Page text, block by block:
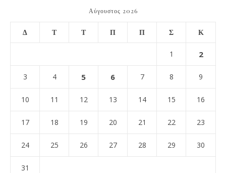
Αύγουστος 2026
Δ Τ Τ Π Π Σ Κ
1 2
3 4 5 6 7 8 9
10 11 12 13 14 15 16
17 18 19 20 21 22 23
24 25 26 27 28 29 30
31